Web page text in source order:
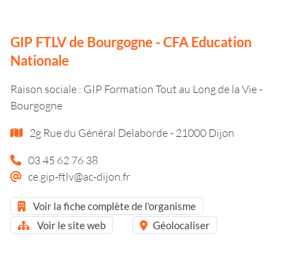
GIP FTLV de Bourgogne - CFA Education
Nationale
Raison sociale : GIP Formation Tout au Long de la Vie -
Bourgogne
2g Rue du Général Delaborde - 21000 Dijon
03 45 62 76 38
ce.gip-ftlv@ac-dijon.fr
Voir la fiche complète de l'organisme
Voir le site web
Géolocaliser